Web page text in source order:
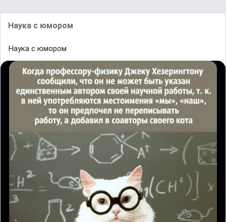
Наука с юмором
Наука с юмором